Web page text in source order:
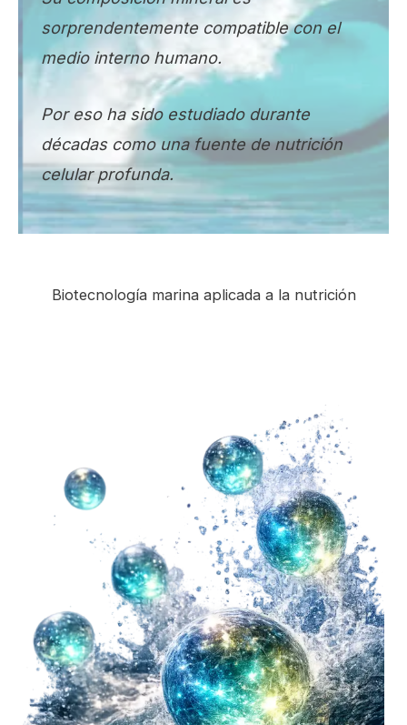
sorprendentemente compatible con el
medio interno humano.
Por eso ha sido estudiado durante
décadas como una fuente de nutrición
celular profunda.
Biotecnología marina aplicada a la nutrición